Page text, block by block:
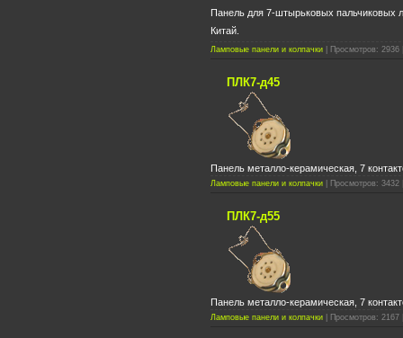
Панель для 7-штырьковых пальчиковых
Китай.
Ламповые панели и колпачки | Просмотров:
ПЛК7-д45
Панель металло-керамическая, 7
Ламповые панели и колпачки | Просмотров:
ПЛК7-д55
Панель металло-керамическая, 7
Ламповые панели и колпачки | Просмотров: